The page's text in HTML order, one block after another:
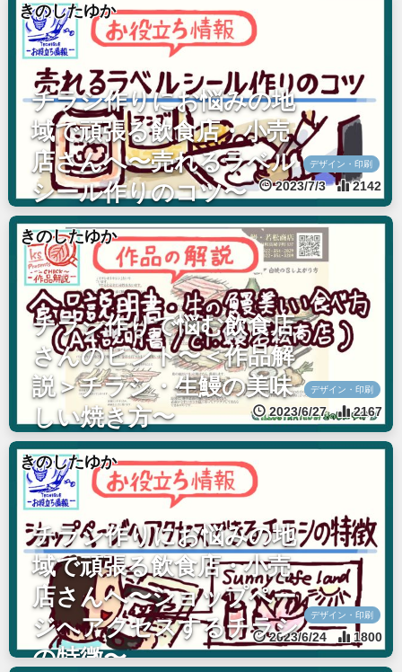
きのしたゆか
チラシ作りにお悩みの地
域で頑張る飲食店・小売
店さんへ〜売れるラベル
シール作りのコツ〜
デザイン・印刷
2023/7/3 2142
きのしたゆか
チラシ作りで悩む飲食店
さんのヒント〜＜作品解
説＞チラシ・生鰻の美味
しい焼き方〜
デザイン・印刷
2023/6/27 2167
きのしたゆか
チラシ作りにお悩みの地
域で頑張る飲食店・小売
店さんへ〜ショップペー
ジへアクセスするチラシ
の特徴〜
デザイン・印刷
2023/6/24 1800